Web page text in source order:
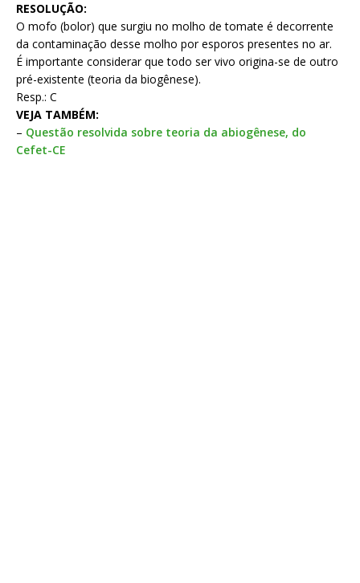
RESOLUÇÃO:
O mofo (bolor) que surgiu no molho de tomate é decorrente
da contaminação desse molho por esporos presentes no ar.
É importante considerar que todo ser vivo origina-se de outro
pré-existente (teoria da biogênese).
Resp.: C
VEJA TAMBÉM:
– Questão resolvida sobre teoria da abiogênese, do
Cefet-CE